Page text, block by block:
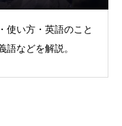
使い方・英語のこと
語などを解説。